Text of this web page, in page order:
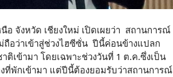
จังหวัด เชียงใหม่ เปิดเผยว่า สถานการณ์
ถือว่าเข้าสู่ช่วงไฮซีซั่น ปีนี้ค่อนข้างแปลก
ติเข้ามา โดยเฉพาะช่วงวันที่ 1 ต.ค.ซึ่งเป็น
ที่พักเข้ามา แต่ปีนี้ต้องยอมรับว่าสถานการณ์